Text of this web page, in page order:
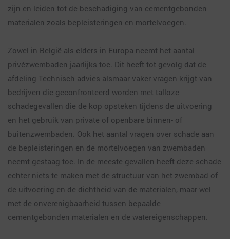
zijn en leiden tot de beschadiging van cementgebonden
materialen zoals bepleisteringen en mortelvoegen.
Zowel in België als elders in Europa neemt het aantal
privézwembaden jaarlijks toe. Dit heeft tot gevolg dat de
afdeling Technisch advies alsmaar vaker vragen krijgt van
bedrijven die geconfronteerd worden met talloze
schadegevallen die de kop opsteken tijdens de uitvoering
en het gebruik van private of openbare binnen- of
buitenzwembaden. Ook het aantal vragen over schade aan
de bepleisteringen en de mortelvoegen van zwembaden
neemt gestaag toe. In de meeste gevallen heeft deze schade
echter niets te maken met de structuur van het zwembad of
de uitvoering en de dichtheid van de materialen, maar wel
met de onverenigbaarheid tussen bepaalde
cementgebonden materialen en de watereigenschappen.